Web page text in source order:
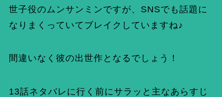
世子役のムンサンミンですが、SNSでも話題に
なりまくっていてブレイクしていますね♪
間違いなく彼の出世作となるでしょう！
13話ネタバレに行く前にサラッと主なあらすじ